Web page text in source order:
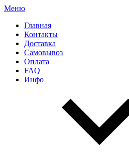
Меню
Главная
Контакты
Доставка
Самовывоз
Оплата
FAQ
Инфо